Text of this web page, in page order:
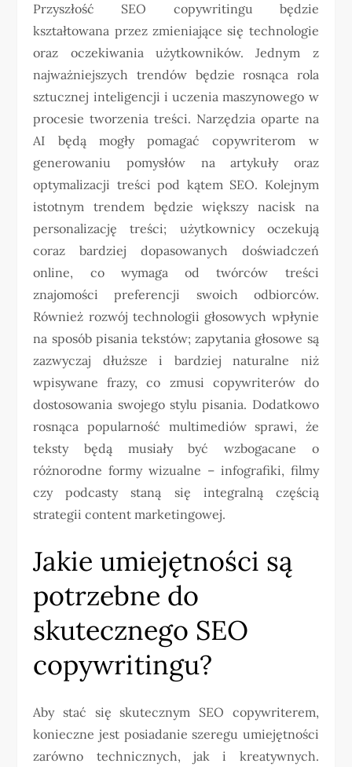
Przyszłość SEO copywritingu będzie
kształtowana przez zmieniające się technologie
oraz oczekiwania użytkowników. Jednym z
najważniejszych trendów będzie rosnąca rola
sztucznej inteligencji i uczenia maszynowego w
procesie tworzenia treści. Narzędzia oparte na
AI będą mogły pomagać copywriterom w
generowaniu pomysłów na artykuły oraz
optymalizacji treści pod kątem SEO. Kolejnym
istotnym trendem będzie większy nacisk na
personalizację treści; użytkownicy oczekują
coraz bardziej dopasowanych doświadczeń
online, co wymaga od twórców treści
znajomości preferencji swoich odbiorców.
Również rozwój technologii głosowych wpłynie
na sposób pisania tekstów; zapytania głosowe są
zazwyczaj dłuższe i bardziej naturalne niż
wpisywane frazy, co zmusi copywriterów do
dostosowania swojego stylu pisania. Dodatkowo
rosnąca popularność multimediów sprawi, że
teksty będą musiały być wzbogacane o
różnorodne formy wizualne – infografiki, filmy
czy podcasty staną się integralną częścią
strategii content marketingowej.
Jakie umiejętności są
potrzebne do
skutecznego SEO
copywritingu?
Aby stać się skutecznym SEO copywriterem,
konieczne jest posiadanie szeregu umiejętności
zarówno technicznych, jak i kreatywnych.